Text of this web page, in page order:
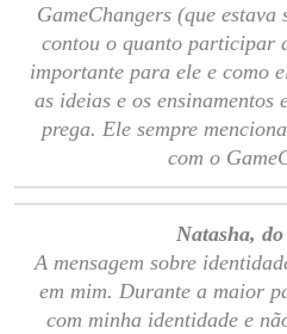
GameChangers (que estava
contou o quanto participar
importante para ele e como
as ideias e os ensinamentos
prega. Ele sempre
com o
Natasha,
A mensagem sobre
em mim. Durante a maior
com minha identidade e